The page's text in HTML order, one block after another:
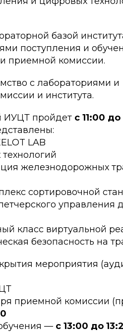
базой
поступления и
приемной комиссии.
с лабораториями и
и института.
ИУЦТ пройдет с 11:00 до
LAB
железнодорожных
сортировочной
управления
класс виртуальной
безопасность на
мероприятия
приемной комиссии
— с 13:00 до